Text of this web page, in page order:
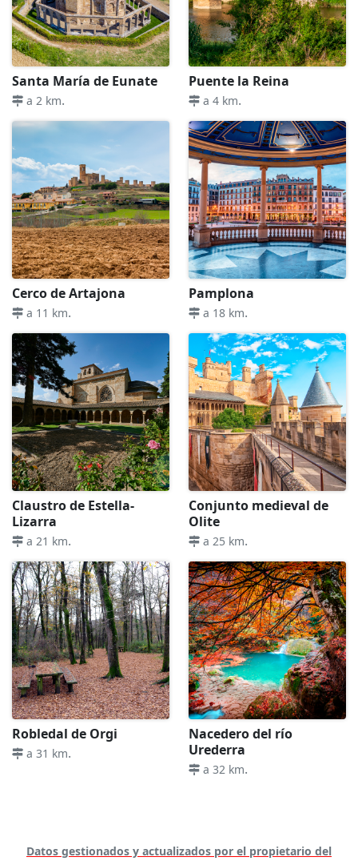
Santa María de Eunate
a 2 km.
Puente la Reina
a 4 km.
Cerco de Artajona
a 11 km.
Pamplona
a 18 km.
Claustro de Estella-
Lizarra
a 21 km.
Conjunto medieval de
Olite
a 25 km.
Robledal de Orgi
a 31 km.
Nacedero del río
Urederra
a 32 km.
Datos gestionados y actualizados por el propietario del